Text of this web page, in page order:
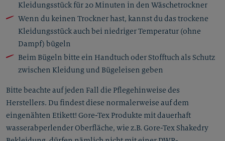
Kleidungsstück für 20 Minuten in den Wäschetrockner
Wenn du keinen Trockner hast, kannst du das trockene
Kleidungsstück auch bei niedriger Temperatur (ohne
Dampf) bügeln
Beim Bügeln bitte ein Handtuch oder Stofftuch als Schutz
zwischen Kleidung und Bügeleisen geben
Bitte beachte auf jeden Fall die Pflegehinweise des
Herstellers. Du findest diese normalerweise auf dem
eingenähten Etikett! Gore-Tex Produkte mit dauerhaft
wasserabperlender Oberfläche, wie z.B. Gore-Tex Shakedry